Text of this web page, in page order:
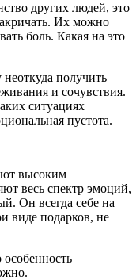
других людей, это
Их можно
боль. Какая на это
получить
и сочувствия.
ситуациях
пустота.
высоким
весь спектр эмоций,
Он всегда себе на
виде подарков, не